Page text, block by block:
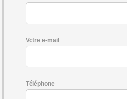
Votre e-mail
Téléphone